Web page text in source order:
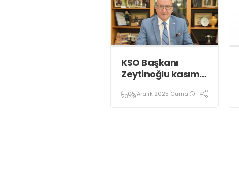
KSO Başkanı
Zeytinoğlu kasım
verilerini
05 Aralık 2025 Cuma
23:49